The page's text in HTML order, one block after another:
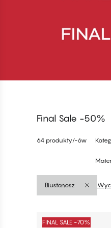
50% RABATU NA
Final Sale -50%
64 produkty/-ów
Biustonosz
Produkty
FINAL SALE -70%